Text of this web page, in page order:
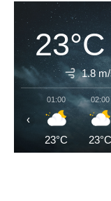
23°C
1.8
01:00
23°C
02:00
23°C
‹